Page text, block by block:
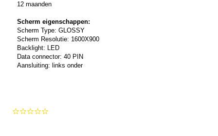
12 maanden
Scherm eigenschappen:
Scherm Type: GLOSSY
Scherm Resolutie: 1600X900
Backlight: LED
Data connector: 40 PIN
Aansluiting: links onder